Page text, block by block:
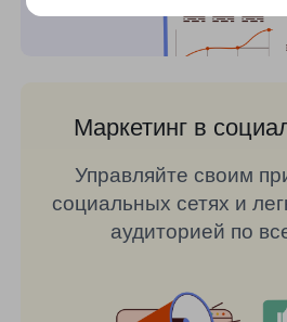
Маркетинг в
Управляйте своим
социальных сетях и
аудиторией по